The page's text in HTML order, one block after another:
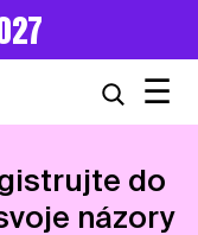
☰
do
názory